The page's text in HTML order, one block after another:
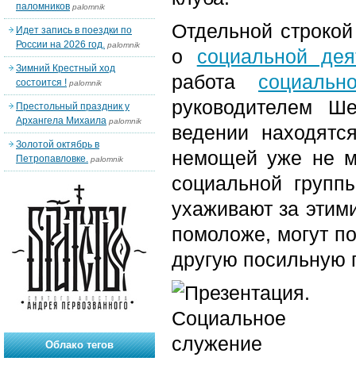
Отдельной
о социальной
работа
руководителем
ведении
немощей уже не
социальной
ухаживают за
помоложе, могут
другую посильную
паломников palomnik
Идет запись в поездки по
России на 2026 год. palomnik
Зимний Крестный ход
состоится ! palomnik
Престольный праздник у
Архангела Михаила palomnik
Золотой октябрь в
Петропавловке. palomnik
Облако тегов